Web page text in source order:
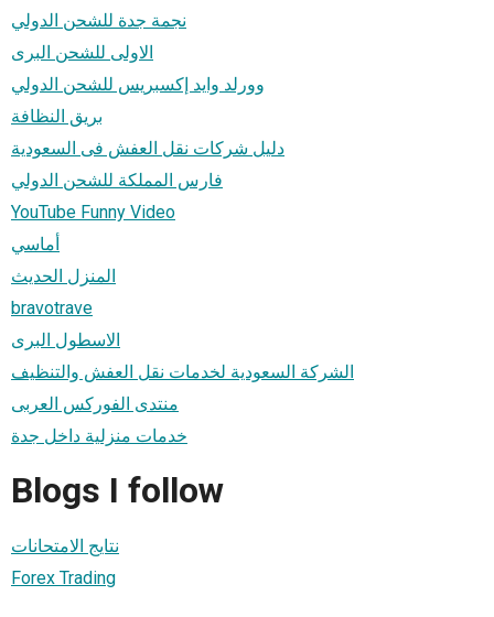
نجمة جدة للشحن الدولي
الاولى للشحن البرى
وورلد وايد إكسبريس للشحن الدولي
بريق النظافة
دليل شركات نقل العفش فى السعودية
فارس المملكة للشحن الدولي
YouTube Funny Video
أماسي
المنزل الحديث
bravotrave
الاسطول البرى
الشركة السعودية لخدمات نقل العفش والتنظيف
منتدى الفوركس العربى
خدمات منزلية داخل جدة
Blogs I follow
نتايج الامتحانات
Forex Trading